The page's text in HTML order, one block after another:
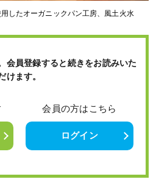
したオーガニックパン工房、風土火水
会員登録すると続きをお読みいた
けます。
会員の方はこちら
ログイン